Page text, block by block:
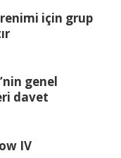
için grup
genel
davet
IV